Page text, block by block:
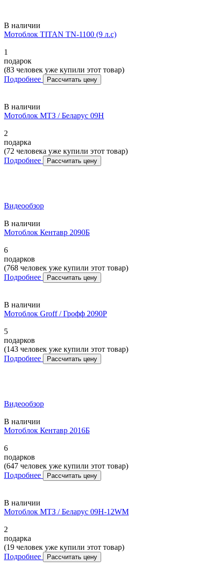
В наличии
Мотоблок TITAN TN-1100 (9 л.с)
1
подарок
(83 человек уже купили этот товар)
Подробнее
Рассчитать цену
В наличии
Мотоблок МТЗ / Беларус 09H
2
подарка
(72 человека уже купили этот товар)
Подробнее
Рассчитать цену
Видеообзор
В наличии
Мотоблок Кентавр 2090Б
6
подарков
(768 человек уже купили этот товар)
Подробнее
Рассчитать цену
В наличии
Мотоблок Groff / Грофф 2090P
5
подарков
(143 человек уже купили этот товар)
Подробнее
Рассчитать цену
Видеообзор
В наличии
Мотоблок Кентавр 2016Б
6
подарков
(647 человек уже купили этот товар)
Подробнее
Рассчитать цену
В наличии
Мотоблок МТЗ / Беларус 09H-12WM
2
подарка
(19 человек уже купили этот товар)
Подробнее
Рассчитать цену